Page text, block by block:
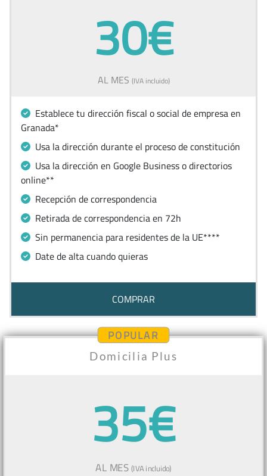
30€
AL MES (IVA incluido)
Establece tu dirección fiscal o social de empresa en
Granada*
Usa la dirección durante el proceso de constitución
Usa la dirección en Google Business o directorios
online**
Recepción de correspondencia
Retirada de correspondencia en 72h
Sin permanencia para residentes de la UE****
Date de alta cuando quieras
COMPRAR
POPULAR
Domicilia Plus
35€
AL MES(IVA incluido)